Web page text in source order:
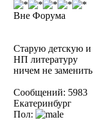
Вне Форума
Старую детскую и
НП литературу
ничем не заменить
Сообщений: 5983
Екатеринбург
Пол: